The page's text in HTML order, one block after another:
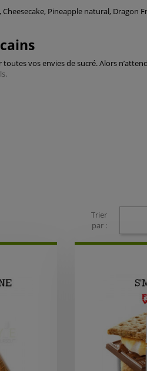
Pineapple natural, Dragon
vos envies de sucré. Alors
Trier
par :